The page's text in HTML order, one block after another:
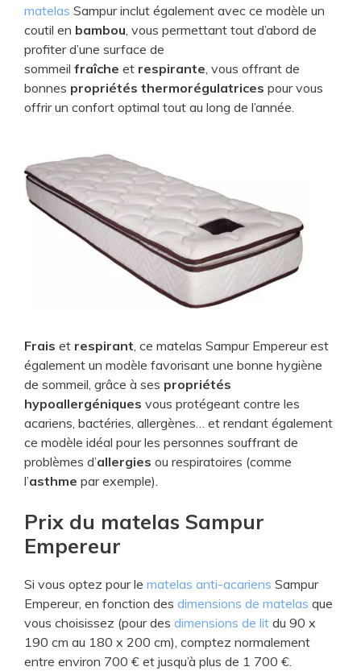
matelas Sampur inclut également avec ce modèle un
coutil en bambou , vous permettant tout d’abord de
profiter d’une surface de
sommeil fraîche et respirante , vous offrant de
bonnes propriétés thermorégulatrices pour vous
offrir un confort optimal tout au long de l’année.
Frais et respirant, ce matelas Sampur Empereur est
également un modèle favorisant une bonne hygiène
de sommeil, grâce à ses propriétés
hypoallergéniques vous protégeant contre les
acariens, bactéries, allergènes… et rendant également
ce modèle idéal pour les personnes souffrant de
problèmes d’allergies ou respiratoires (comme
l’asthme par exemple).
Prix du matelas Sampur
Empereur
Si vous optez pour le matelas anti-acariens Sampur
Empereur, en fonction des dimensions de matelas que
vous choisissez (pour des dimensions de lit du 90 x
190 cm au 180 x 200 cm), comptez normalement
entre environ 700 € et jusqu’à plus de 1 700 €.